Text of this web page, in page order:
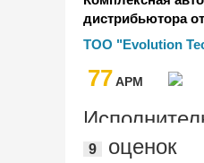
дистрибьютора
материалов
ландшафта к
ТОО "Evolution
77AРМ
Алматы, Мега
9 оценок